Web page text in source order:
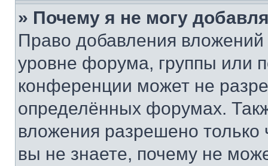
» Почему я не могу
Право добавления
уровне форума, группы или
конференции может не
определённых форумах.
вложения разрешено
вы не знаете, почему не